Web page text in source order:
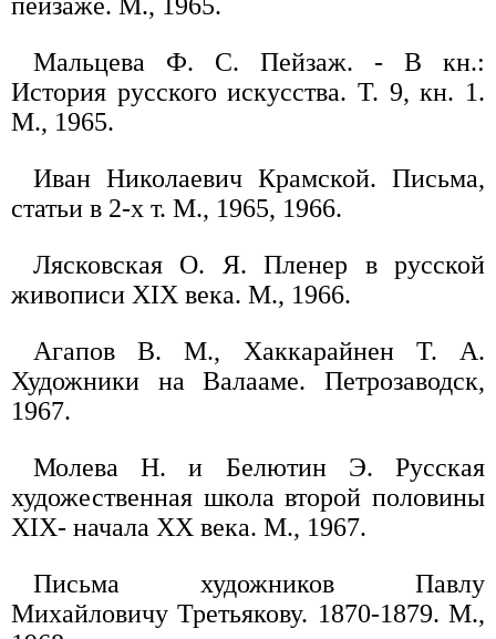
Мальцева Ф. С. Пейзаж. - В кн.:
История русского искусства. Т. 9, кн. 1.
М., 1965.
Иван Николаевич Крамской. Письма,
статьи в 2-х т. М., 1965, 1966.
Лясковская О. Я. Пленер в русской
живописи XIX века. М., 1966.
Агапов В. М., Xаккарайнен Т. А.
Художники на Валааме. Петрозаводск,
1967.
Молева Н. и Белютин Э. Русская
художественная школа второй половины
XIX- начала XX века. М., 1967.
Письма художников Павлу
Михайловичу Третьякову. 1870-1879. М.,